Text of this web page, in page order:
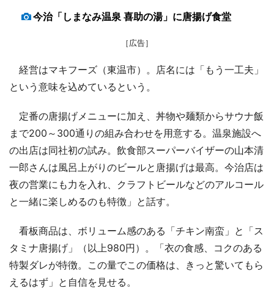
今治「しまなみ温泉 喜助の湯」に唐揚げ食堂
［広告］
経営はマキフーズ（東温市）。店名には「もう一工夫」
という意味を込めているという。
定番の唐揚げメニューに加え、丼物や麺類からサウナ飯
まで200～300通りの組み合わせを用意する。温泉施設へ
の出店は同社初の試み。飲食部スーパーバイザーの山本清
一郎さんは風呂上がりのビールと唐揚げは最高。今治店は
夜の営業にも力を入れ、クラフトビールなどのアルコール
と一緒に楽しめるのも特徴」と話す。
看板商品は、ボリューム感のある「チキン南蛮」と「ス
タミナ唐揚げ」（以上980円）。「衣の食感、コクのある
特製ダレが特徴。この量でこの価格は、きっと驚いてもら
えるはず」と自信を見せる。